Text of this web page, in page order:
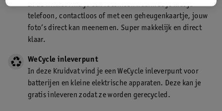
In de winkel vind je een fotokiosk waarmee je met je
telefoon, contactloos of met een geheugenkaartje, jouw
foto’s direct kan meenemen. Super makkelijk en direct
klaar.
WeCycle inleverpunt
In deze Kruidvat vind je een WeCycle inleverpunt voor
batterijen en kleine elektrische apparaten. Deze kan je
gratis inleveren zodat ze worden gerecycled.